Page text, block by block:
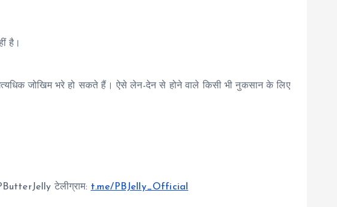
है।
जोखिम भरे हो सकते हैं। ऐसे लेन-देन से होने वाले किसी भी नुकसान के लिए
टेलीग्राम: t.me/PBJelly_Official